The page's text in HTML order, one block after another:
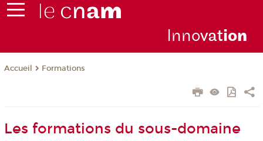
Innovation
Accueil Formations
Les formations du sous-domaine